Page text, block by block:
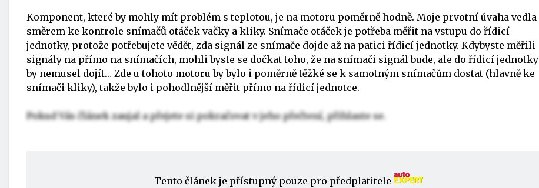
Komponent, které by mohly mít problém s teplotou, je na motoru poměrně hodně. Moje prvotní úvaha vedla
směrem ke kontrole snímačů otáček vačky a kliky. Snímače otáček je potřeba měřit na vstupu do řídicí
jednotky, protože potřebujete vědět, zda signál ze snímače dojde až na patici řídicí jednotky. Kdybyste měřili
signály na přímo na snímačích, mohli byste se dočkat toho, že na snímači signál bude, ale do řídicí jednotky
by nemusel dojít… Zde u tohoto motoru by bylo i poměrně těžké se k samotným snímačům dostat (hlavně ke
snímači kliky), takže bylo i pohodlnější měřit přímo na řídicí jednotce.
Pokud Vás článek zaujal a přejete si pokračovat v jeho přečtení, přihlaste se.
Tento článek je přístupný pouze pro předplatitele